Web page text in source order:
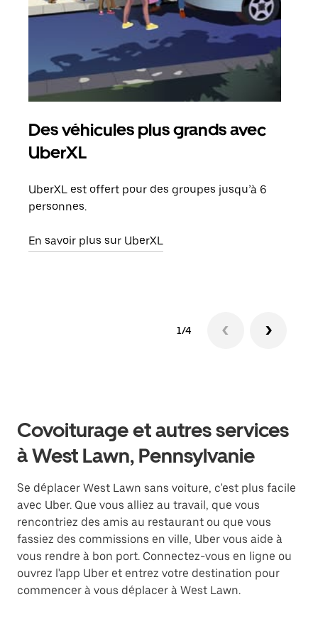
Des véhicules plus grands avec
UberXL
UberXL est offert pour des groupes jusqu’à 6
personnes.
En savoir plus sur UberXL
1/4
Covoiturage et autres services
à West Lawn, Pennsylvanie
Se déplacer West Lawn sans voiture, c'est plus facile
avec Uber. Que vous alliez au travail, que vous
rencontriez des amis au restaurant ou que vous
fassiez des commissions en ville, Uber vous aide à
vous rendre à bon port. Connectez-vous en ligne ou
ouvrez l'app Uber et entrez votre destination pour
commencer à vous déplacer à West Lawn.